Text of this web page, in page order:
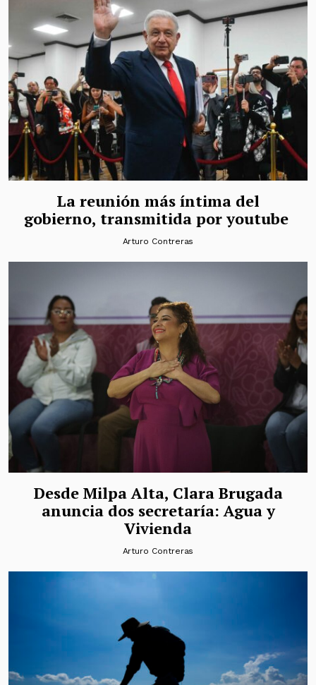
La reunión más íntima del
gobierno, transmitida por youtube
Arturo Contreras
Desde Milpa Alta, Clara Brugada
anuncia dos secretaría: Agua y
Vivienda
Arturo Contreras